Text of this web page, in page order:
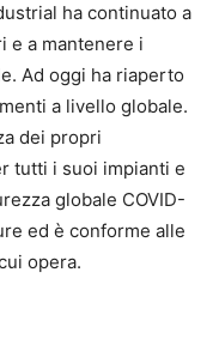
ha continuato a
e a mantenere i
Ad oggi ha riaperto
a livello globale.
dei propri
tutti i suoi impianti e
globale COVID-
ed è conforme alle
opera.